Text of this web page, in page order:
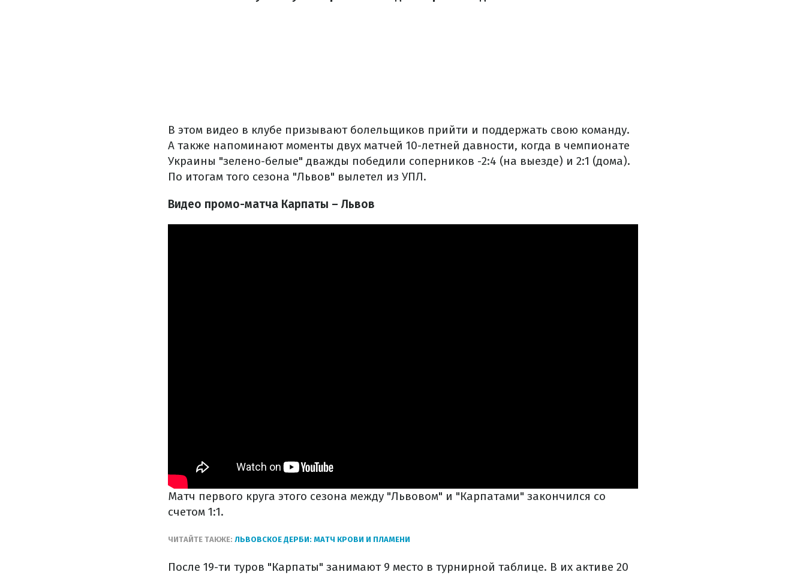
В этом видео в клубе призывают болельщиков прийти и поддержать свою команду.
А также напоминают моменты двух матчей 10-летней давности, когда в чемпионате
Украины "зелено-белые" дважды победили соперников -2:4 (на выезде) и 2:1 (дома).
По итогам того сезона "Львов" вылетел из УПЛ.
Видео промо-матча Карпаты – Львов
Матч первого круга этого сезона между "Львовом" и "Карпатами" закончился со
счетом 1:1.
ЧИТАЙТЕ ТАКЖЕ: ЛЬВОВСКОЕ ДЕРБИ: МАТЧ КРОВИ И ПЛАМЕНИ
После 19-ти туров "Карпаты" занимают 9 место в турнирной таблице. В их активе 20